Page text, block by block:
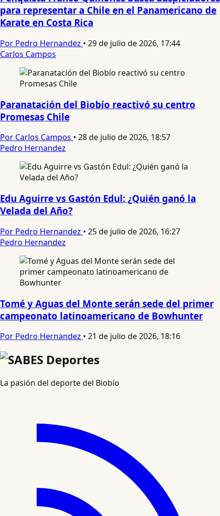
para representar a Chile en el Panamericano de
Karate en Costa Rica
Por Pedro Hernandez • 29 de julio de 2026, 17:44
Carlos Campos
Paranatación del Biobío reactivó su centro
Promesas Chile
Por Carlos Campos • 28 de julio de 2026, 18:57
Pedro Hernandez
Edu Aguirre vs Gastón Edul: ¿Quién ganó la
Velada del Año?
Por Pedro Hernandez • 25 de julio de 2026, 16:27
Pedro Hernandez
Tomé y Aguas del Monte serán sede del primer
campeonato latinoamericano de Bowhunter
Por Pedro Hernandez • 21 de julio de 2026, 18:16
La pasión del deporte del Biobío